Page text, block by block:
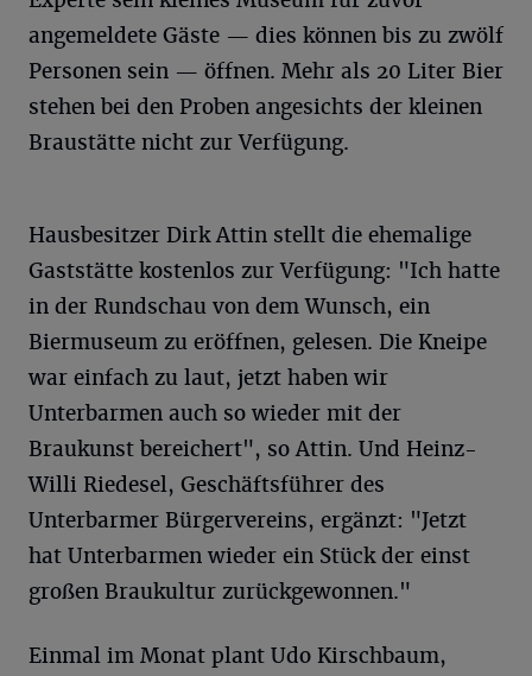
angemeldete Gäste — dies können bis zu zwölf
Personen sein — öffnen. Mehr als 20 Liter Bier
stehen bei den Proben angesichts der kleinen
Braustätte nicht zur Verfügung.
Hausbesitzer Dirk Attin stellt die ehemalige
Gaststätte kostenlos zur Verfügung: "Ich hatte
in der Rundschau von dem Wunsch, ein
Biermuseum zu eröffnen, gelesen. Die Kneipe
war einfach zu laut, jetzt haben wir
Unterbarmen auch so wieder mit der
Braukunst bereichert", so Attin. Und Heinz-
Willi Riedesel, Geschäftsführer des
Unterbarmer Bürgervereins, ergänzt: "Jetzt
hat Unterbarmen wieder ein Stück der einst
großen Braukultur zurückgewonnen."
Einmal im Monat plant Udo Kirschbaum,